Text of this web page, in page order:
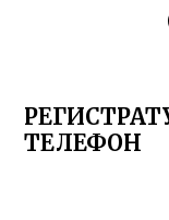
ТЕЛЕФОН